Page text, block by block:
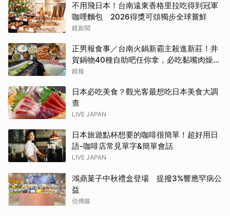
不用飛日本！台南遠東香格里拉吃得到冠軍
咖哩麵包 2026得獎可頌獨步全球嘗鮮
鏡新聞
正男報食事／台南火鍋新霸主殺進新莊！井
賀鍋物40種自助吧任你拿，必吃黏嘴肉燥
飯、現做棉花糖
鏡報
日本必吃美食？觀光客最想吃日本美食大調
查
LIVE JAPAN
日本旅遊點杯想要的咖啡很簡單！超好用日
語-咖啡店常見單字&簡單會話
LIVE JAPAN
鴻鼎菓子中秋禮盒登場 提撥3%響應罕病公
益
信傳媒